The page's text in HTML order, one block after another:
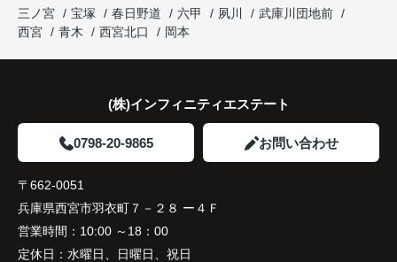
と大変喜ばれ、この住まいを選ばれました。
住み替え後は家族それぞれの通勤・通学時間が短く
家族全員にとって、将来を見据えた良い選択だった
三ノ宮
宝塚 春日野道 六甲 夙川
武庫川団地前
西宮
青木 西宮北口 岡本
(株)インフィニティエステート
0798-20-9865 お問い合わせ
〒662-0051
兵庫県西宮市羽衣町７－２８ ー４Ｆ
営業時間： 10:00 ～18：00
定休日： 水曜日、日曜日、祝日